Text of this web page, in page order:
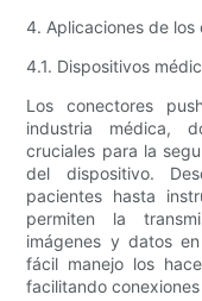
4. Aplicaciones de los
4.1. Dispositivos
Los conectores
industria médica,
cruciales para la
del dispositivo.
pacientes hasta
permiten la
imágenes y datos
fácil manejo los
facilitando